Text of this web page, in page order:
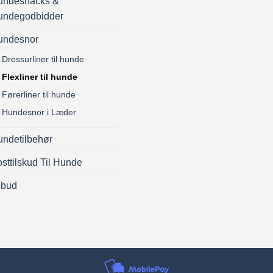
Dressurliner til hunde
Flexliner til hunde
Førerliner til hunde
Hundesnor i Læder
Til Hunde